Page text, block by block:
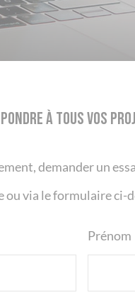
à tous vos
demander un
ou via le formulaire ci-
Prénom